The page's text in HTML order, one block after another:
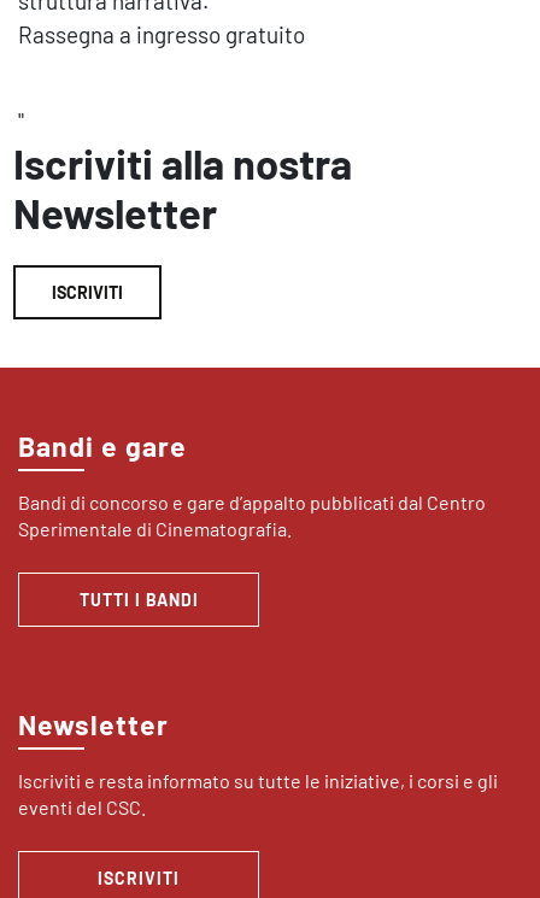
Rassegna a ingresso gratuito
"
Iscriviti alla nostra
Newsletter
ISCRIVITI
Bandi e gare
Bandi di concorso e gare d’appalto pubblicati dal Centro
Sperimentale di Cinematografia.
TUTTI I BANDI
Newsletter
Iscriviti e resta informato su tutte le iniziative, i corsi e gli
eventi del CSC.
ISCRIVITI